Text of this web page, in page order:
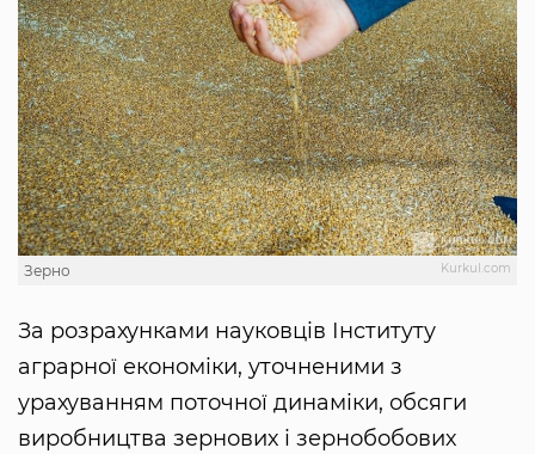
Kurkul.com
Зерно
За розрахунками науковців Інституту
аграрної економіки, уточненими з
урахуванням поточної динаміки, обсяги
виробництва зернових і зернобобових